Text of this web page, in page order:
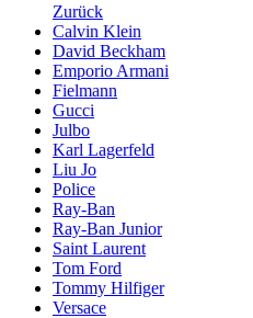
Zurück
Calvin Klein
David Beckham
Emporio Armani
Fielmann
Gucci
Julbo
Karl Lagerfeld
Liu Jo
Police
Ray-Ban
Ray-Ban Junior
Saint Laurent
Tom Ford
Tommy Hilfiger
Versace